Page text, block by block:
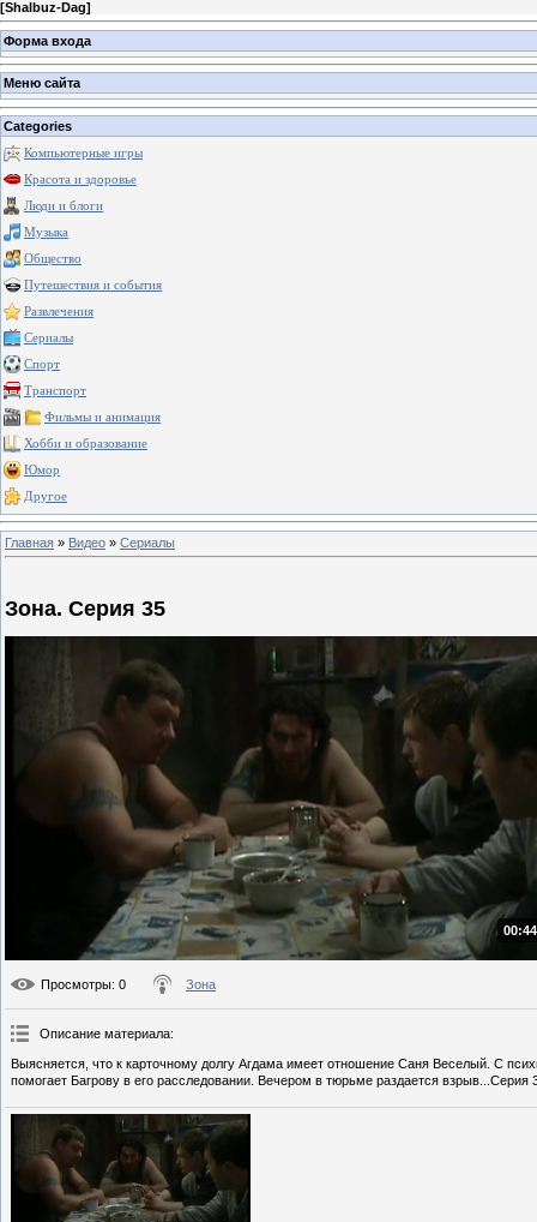
[Shalbuz-Dag]
Форма входа
Меню сайта
Categories
Компьютерные игры
Красота и здоровье
Люди и блоги
Музыка
Общество
Путешествия и события
Развлечения
Сериалы
Спорт
Транспорт
Фильмы и анимация
Хобби и образование
Юмор
Другое
Главная » Видео » Сериалы
Зона. Серия 35
Просмотры: 0 Зона
Описание материала:
Выясняется, что к карточному долгу Агдама имеет отношение Саня Веселый. С
помогает Багрову в его расследовании. Вечером в тюрьме раздается взрыв...Серия